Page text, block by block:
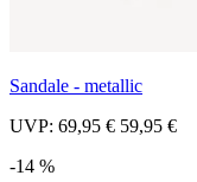
Sandale - metallic
UVP: 69,95 € 59,95 €
-14 %